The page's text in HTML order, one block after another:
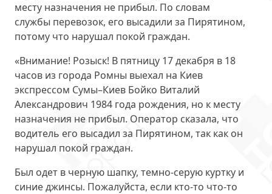
месту назначения не прибыл. По словам
службы перевозок, его высадили за Пирятином,
потому что нарушал покой граждан.
«Внимание! Розыск! В пятницу 17 декабря в 18
часов из города Ромны выехал на Киев
экспрессом Сумы–Киев Бойко Виталий
Александрович 1984 года рождения, но к месту
назначения не прибыл. Оператор сказала, что
водитель его высадил за Пирятином, так как он
нарушал покой граждан.
Был одет в черную шапку, темно-серую куртку и
синие джинсы. Пожалуйста, если кто-то что-то